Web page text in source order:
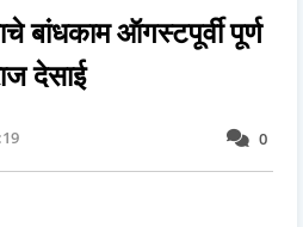
बांधकाम ऑगस्टपूर्वी पूर्ण
देसाई
0